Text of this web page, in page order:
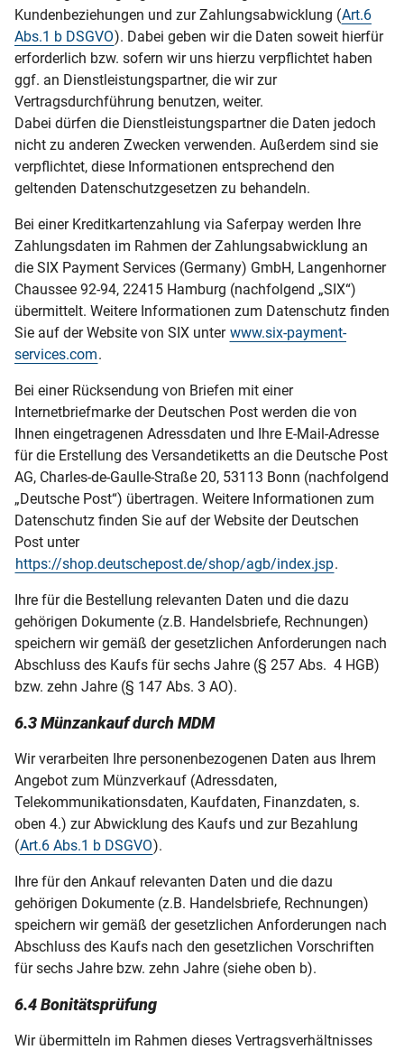
Kundenbeziehungen und zur Zahlungsabwicklung (Art.6
Abs.1 b DSGVO). Dabei geben wir die Daten soweit hierfür
erforderlich bzw. sofern wir uns hierzu verpflichtet haben
ggf. an Dienstleistungspartner, die wir zur
Vertragsdurchführung benutzen, weiter.
Dabei dürfen die Dienstleistungspartner die Daten jedoch
nicht zu anderen Zwecken verwenden. Außerdem sind sie
verpflichtet, diese Informationen entsprechend den
geltenden Datenschutzgesetzen zu behandeln.
Bei einer Kreditkartenzahlung via Saferpay werden Ihre
Zahlungsdaten im Rahmen der Zahlungsabwicklung an
die SIX Payment Services (Germany) GmbH, Langenhorner
Chaussee 92-94, 22415 Hamburg (nachfolgend „SIX“)
übermittelt. Weitere Informationen zum Datenschutz finden
Sie auf der Website von SIX unter www.six-payment-
services.com.
Bei einer Rücksendung von Briefen mit einer
Internetbriefmarke der Deutschen Post werden die von
Ihnen eingetragenen Adressdaten und Ihre E-Mail-Adresse
für die Erstellung des Versandetiketts an die Deutsche Post
AG, Charles-de-Gaulle-Straße 20, 53113 Bonn (nachfolgend
„Deutsche Post“) übertragen. Weitere Informationen zum
Datenschutz finden Sie auf der Website der Deutschen
Post unter
https://shop.deutschepost.de/shop/agb/index.jsp.
Ihre für die Bestellung relevanten Daten und die dazu
gehörigen Dokumente (z.B. Handelsbriefe, Rechnungen)
speichern wir gemäß der gesetzlichen Anforderungen nach
Abschluss des Kaufs für sechs Jahre (§ 257 Abs. 4 HGB)
bzw. zehn Jahre (§ 147 Abs. 3 AO).
6.3 Münzankauf durch MDM
Wir verarbeiten Ihre personenbezogenen Daten aus Ihrem
Angebot zum Münzverkauf (Adressdaten,
Telekommunikationsdaten, Kaufdaten, Finanzdaten, s.
oben 4.) zur Abwicklung des Kaufs und zur Bezahlung
(Art.6 Abs.1 b DSGVO).
Ihre für den Ankauf relevanten Daten und die dazu
gehörigen Dokumente (z.B. Handelsbriefe, Rechnungen)
speichern wir gemäß der gesetzlichen Anforderungen nach
Abschluss des Kaufs nach den gesetzlichen Vorschriften
für sechs Jahre bzw. zehn Jahre (siehe oben b).
6.4 Bonitätsprüfung
Wir übermitteln im Rahmen dieses Vertragsverhältnisses